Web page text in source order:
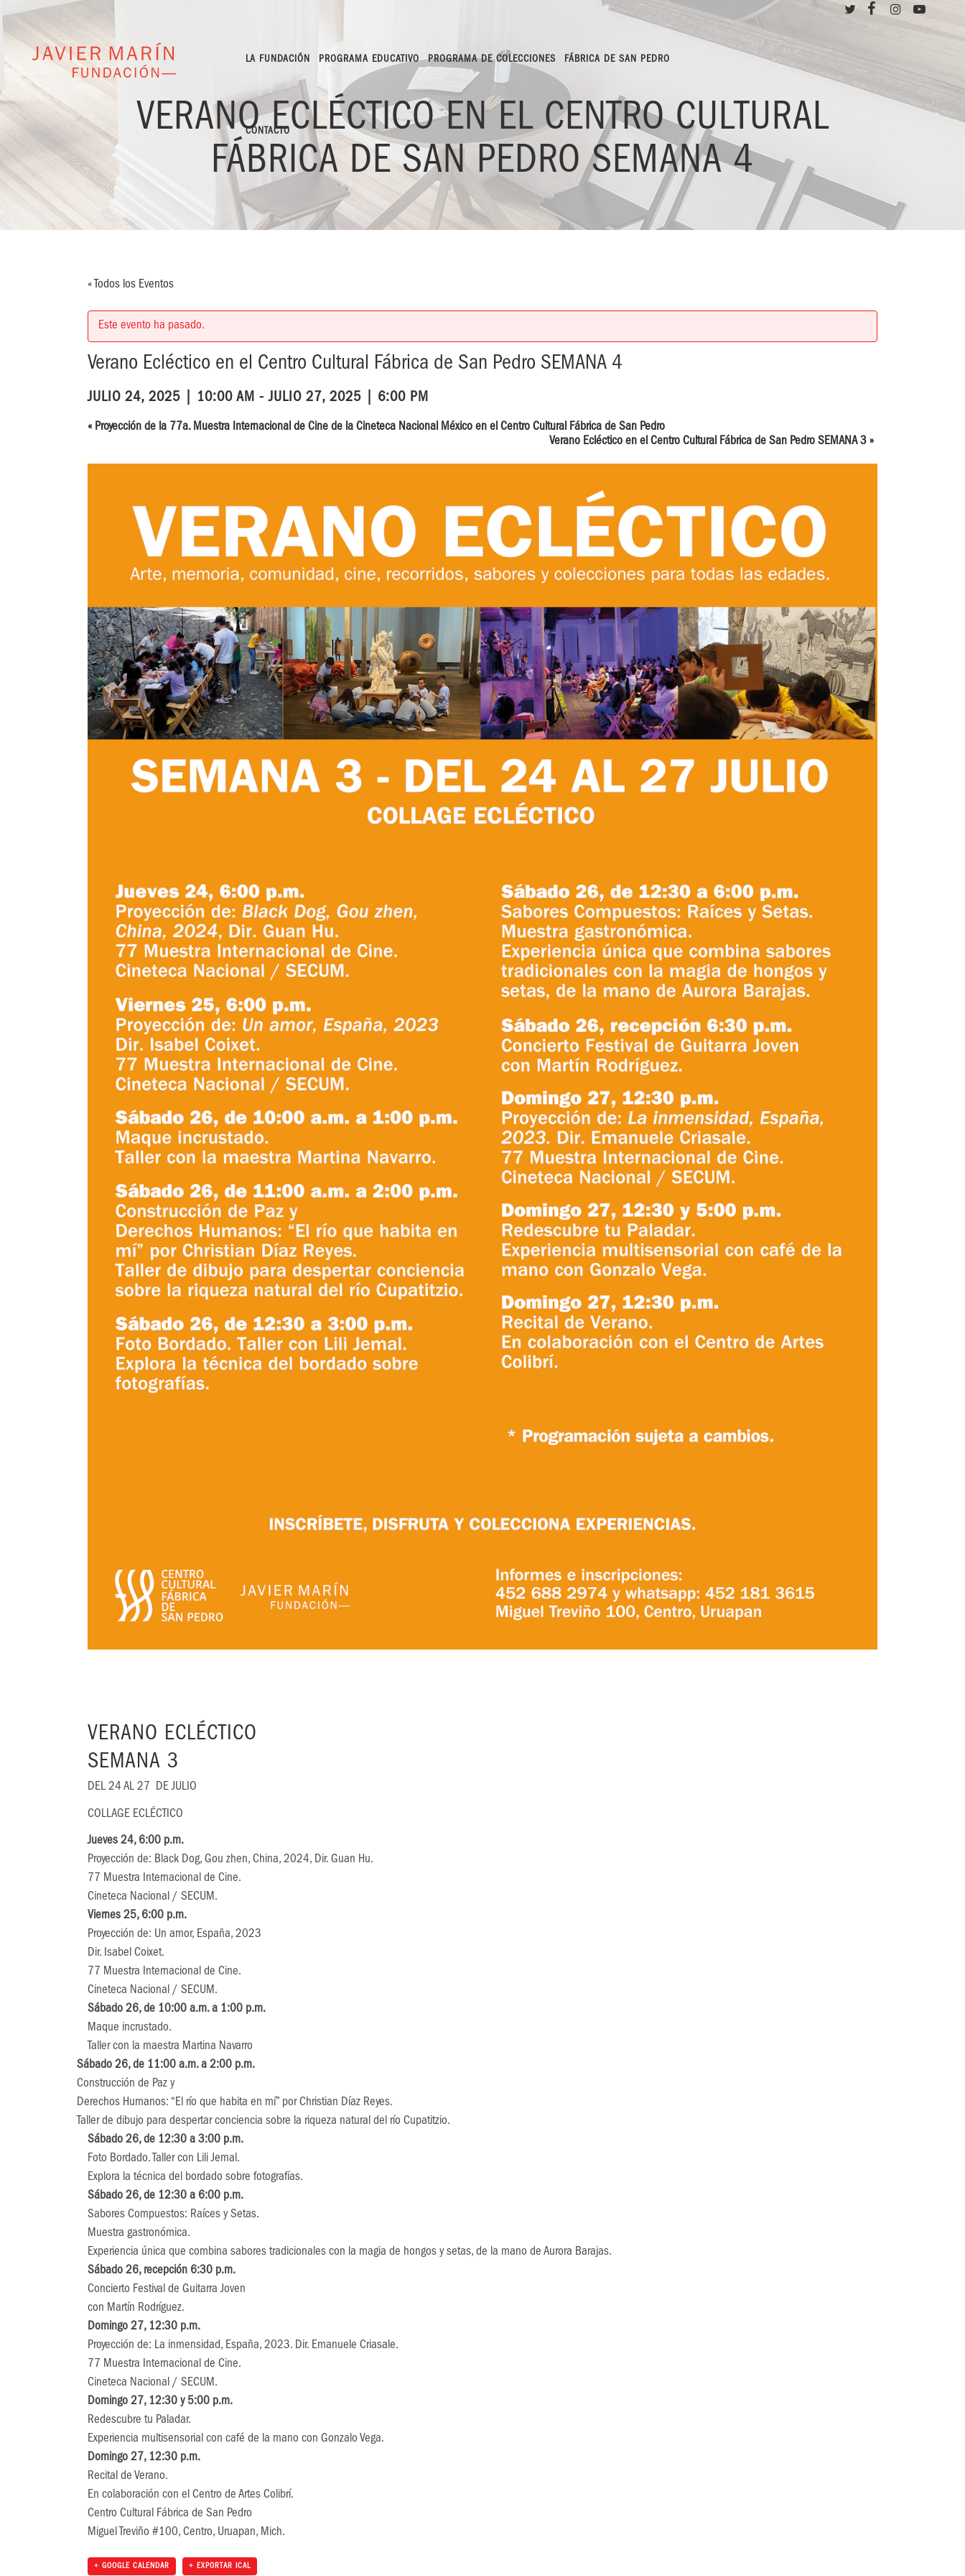
LA FUNDACIÓN PROGRAMA EDUCATIVO PROGRAMA DE COLECCIONES FÁBRICA DE SAN PEDRO
CONTACTO
VERANO ECLÉCTICO EN EL CENTRO CULTURAL
FÁBRICA DE SAN PEDRO SEMANA 4
« Todos los Eventos
Este evento ha pasado.
Verano Ecléctico en el Centro Cultural Fábrica de San Pedro SEMANA 4
JULIO 24, 2025 | 10:00 AM -JULIO 27, 2025 | 6:00 PM
« Proyección de la 77a. Muestra Internacional de Cine de la Cineteca Nacional México en el Centro Cultural Fábrica de San Pedro
Verano Ecléctico en el Centro Cultural Fábrica de San Pedro SEMANA 3 »
VERANO ECLÉCTICO
SEMANA 3
DEL 24 AL 27 DE JULIO
COLLAGE ECLÉCTICO
Jueves 24, 6:00 p.m.
Proyección de: Black Dog, Gou zhen, China, 2024, Dir. Guan Hu.
77 Muestra Internacional de Cine.
Cineteca Nacional / SECUM.
Viernes 25, 6:00 p.m.
Proyección de: Un amor, España, 2023
Dir. Isabel Coixet.
77 Muestra Internacional de Cine.
Cineteca Nacional / SECUM.
Sábado 26, de 10:00 a.m. a 1:00 p.m.
Maque incrustado.
Taller con la maestra Martina Navarro
Sábado 26, de 11:00 a.m. a 2:00 p.m.
Construcción de Paz y
Derechos Humanos: “El río que habita en mí” por Christian Díaz Reyes.
Taller de dibujo para despertar conciencia sobre la riqueza natural del río Cupatitzio.
Sábado 26, de 12:30 a 3:00 p.m.
Foto Bordado. Taller con Lili Jemal.
Explora la técnica del bordado sobre fotografías.
Sábado 26, de 12:30 a 6:00 p.m.
Sabores Compuestos: Raíces y Setas.
Muestra gastronómica.
Experiencia única que combina sabores tradicionales con la magia de hongos y setas, de la mano de Aurora Barajas.
Sábado 26, recepción 6:30 p.m.
Concierto Festival de Guitarra Joven
con Martín Rodríguez.
Domingo 27, 12:30 p.m.
Proyección de: La inmensidad, España, 2023. Dir. Emanuele Criasale.
77 Muestra Internacional de Cine.
Cineteca Nacional / SECUM.
Domingo 27, 12:30 y 5:00 p.m.
Redescubre tu Paladar.
Experiencia multisensorial con café de la mano con Gonzalo Vega.
Domingo 27, 12:30 p.m.
Recital de Verano.
En colaboración con el Centro de Artes Colibrí.
Centro Cultural Fábrica de San Pedro
Miguel Treviño #100, Centro, Uruapan, Mich.
+ GOOGLE CALENDAR + EXPORTAR ICAL